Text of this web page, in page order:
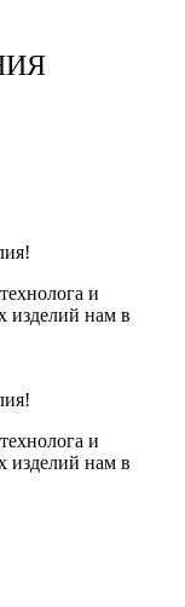
и
изделий нам в
и
изделий нам в